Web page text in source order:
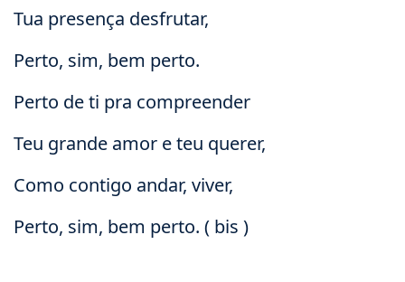
Tua presença desfrutar,
Perto, sim, bem perto.
Perto de ti pra compreender
Teu grande amor e teu querer,
Como contigo andar, viver,
Perto, sim, bem perto. ( bis )